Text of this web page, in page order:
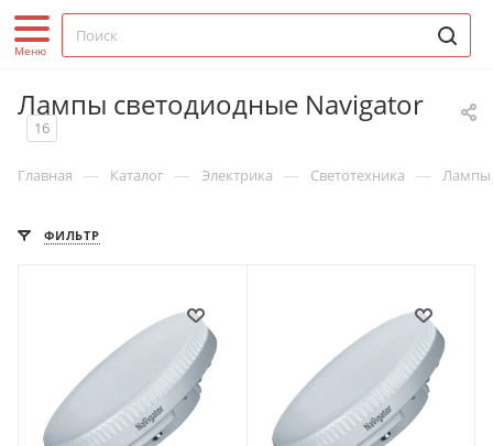
Лампы светодиодные Navigator
16
Главная — Каталог — Электрика — Светотехника — Лампы
ФИЛЬТР